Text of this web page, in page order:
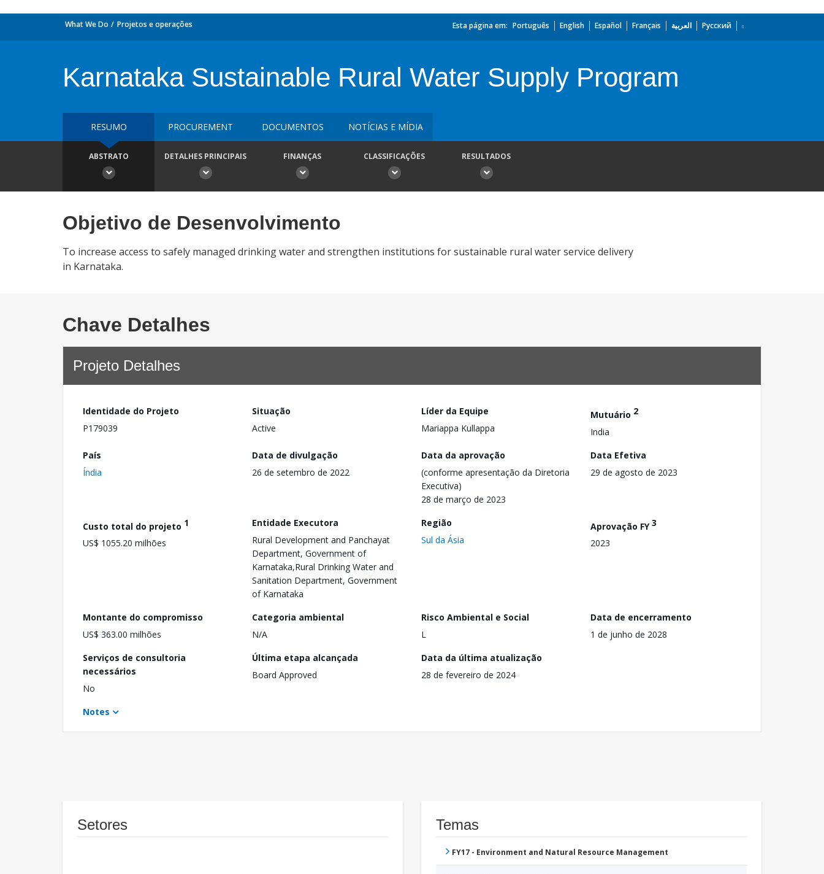
What We Do Projetos e operações Esta página em: Português English Español Français العربية Русский
Karnataka Sustainable Rural Water Supply Program
RESUMO PROCUREMENT DOCUMENTOS NOTÍCIAS E MÍDIA
ABSTRATO DETALHES PRINCIPAIS FINANÇAS CLASSIFICAÇÕES RESULTADOS
Objetivo de Desenvolvimento
To increase access to safely managed drinking water and strengthen institutions for sustainable rural water service delivery
in Karnataka.
Chave Detalhes
Projeto Detalhes
Identidade do Projeto
P179039
Situação
Active
Líder da Equipe
Mariappa Kullappa
Mutuário 2
India
País
Índia
Data de divulgação
26 de setembro de 2022
Data da aprovação
(conforme apresentação da Diretoria
Executiva)
28 de março de 2023
Data Efetiva
29 de agosto de 2023
Custo total do projeto 1
US$ 1055.20 milhões
Entidade Executora
Rural Development and Panchayat
Department, Government of
Karnataka,Rural Drinking Water and
Sanitation Department, Government
of Karnataka
Região
Sul da Ásia
Aprovação FY3
2023
Montante do compromisso
US$ 363.00 milhões
Categoria ambiental
N/A
Risco Ambiental e Social
L
Data de encerramento
1 de junho de 2028
Serviços de consultoria
necessários
No
Última etapa alcançada
Board Approved
Data da última atualização
28 de fevereiro de 2024
Notes
Setores Temas
FY17 - Environment and Natural Resource Management